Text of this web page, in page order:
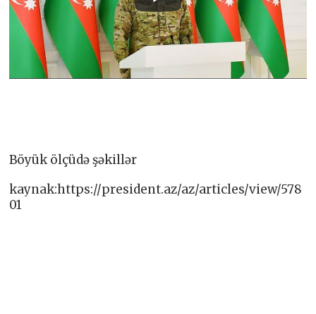
Böyük ölçüdə şəkillər
kaynak:https://president.az/az/articles/view/578
01